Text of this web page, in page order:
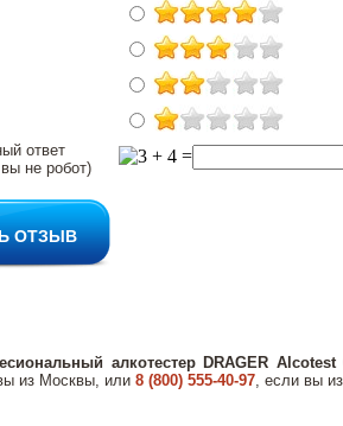
ответ
не робот)
ОТЗЫВ
алкотестер DRAGER Alcotest
из Москвы, или 8 (800) 555-40-97 , если вы